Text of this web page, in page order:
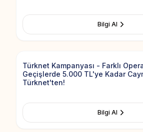
Bilgi Al
Türknet Kampanyası - Farklı
Geçişlerde 5.000 TL'ye Kadar
Türknet'ten!
Bilgi Al